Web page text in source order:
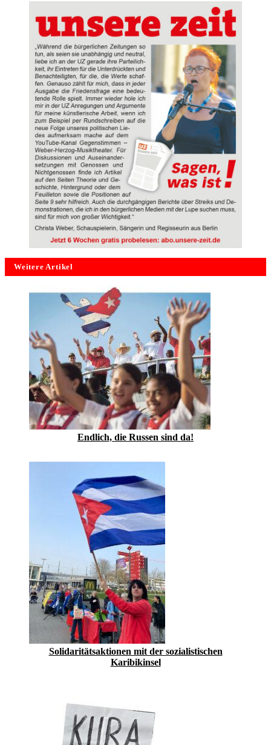
Weitere Artikel
Endlich, die Russen sind da!
Solidaritätsaktionen mit der sozialistischen
Karibikinsel